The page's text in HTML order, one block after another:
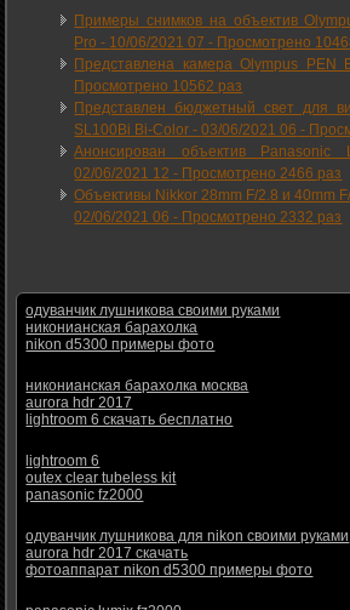
Примеры снимков на объектив
Pro - 10/06/2021 07 - Просмотрено
Представлена камера Olympus PEN
Просмотрено 10562 раз
Представлен бюджетный свет для
SL100Bi Bi-Color -03/06/2021 06 -
Анонсирован объектив
02/06/2021 12 - Просмотрено 2466 раз
Объективы Nikkor 28mm F/2.8 и 40mm
02/06/2021 06 - Просмотрено 2332 раз
одуванчик лушникова своими руками
никонианская барахолка
nikon d5300 примеры фото
никонианская барахолка москва
aurora hdr 2017
lightroom 6 скачать бесплатно
lightroom 6
outex clear tubeless kit
panasonic fz2000
одуванчик лушникова для nikon своими руками
aurora hdr 2017 скачать
фотоаппарат nikon d5300 примеры фото